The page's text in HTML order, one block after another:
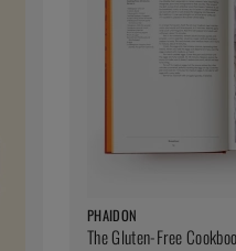
PHAIDON
The Gluten-Free